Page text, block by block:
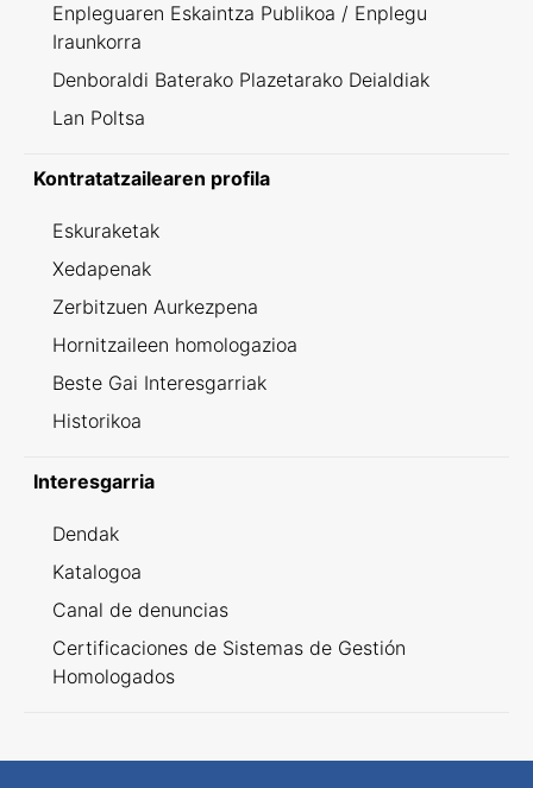
Enpleguaren Eskaintza Publikoa / Enplegu
Iraunkorra
Denboraldi Baterako Plazetarako Deialdiak
Lan Poltsa
Kontratatzailearen profila
Eskuraketak
Xedapenak
Zerbitzuen Aurkezpena
Hornitzaileen homologazioa
Beste Gai Interesgarriak
Historikoa
Interesgarria
Dendak
Katalogoa
Canal de denuncias
Certificaciones de Sistemas de Gestión
Homologados